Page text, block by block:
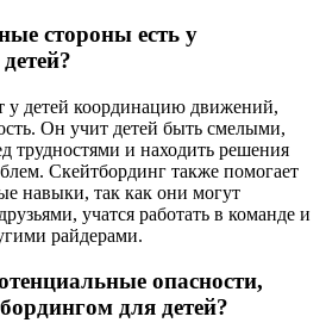
стороны есть у
у детей координацию движений,
Он учит детей быть смелыми,
трудностями и находить решения
Скейтбординг также помогает
навыки, так как они могут
учатся работать в команде и
райдерами.
опасности,
для детей?